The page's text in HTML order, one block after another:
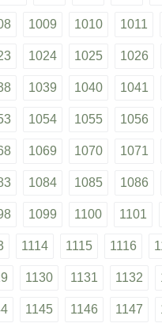
1009 1010 1011
1024 1025 1026
1039 1040 1041
1054 1055 1056
1069 1070 1071
1084 1085 1086
1099 1100 1101
1114 1115 1116
1130 1131 1132
1145 1146 1147